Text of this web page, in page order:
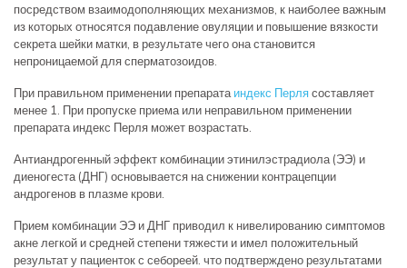
посредством взаимодополняющих механизмов, к наиболее важным
из которых относятся подавление овуляции и повышение вязкости
секрета шейки матки, в результате чего она становится
непроницаемой для сперматозоидов.
При правильном применении препарата индекс Перлясоставляет
менее 1. При пропуске приема или неправильном применении
препарата индекс Перля может возрастать.
Антиандрогенный эффект комбинации этинилэстрадиола (ЭЭ) и
диеногеста (ДНГ) основывается на снижении контрацепции
андрогенов в плазме крови.
Прием комбинации ЭЭ и ДНГ приводил к нивелированию симптомов
акне легкой и средней степени тяжести и имел положительный
результат у пациенток с себореей. что подтверждено результатами